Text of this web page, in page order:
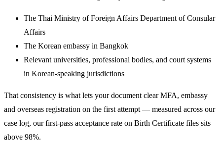
The Thai Ministry of Foreign Affairs Department of Consular
Affairs
The Korean embassy in Bangkok
Relevant universities, professional bodies, and court systems
in Korean-speaking jurisdictions
That consistency is what lets your document clear MFA, embassy
and overseas registration on the first attempt — measured across our
case log, our first-pass acceptance rate on Birth Certificate files sits
above 98%.